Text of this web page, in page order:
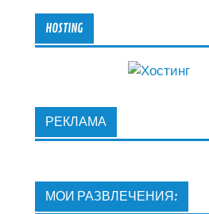
HOSTING
РЕКЛАМА
МОИ РАЗВЛЕЧЕНИЯ: